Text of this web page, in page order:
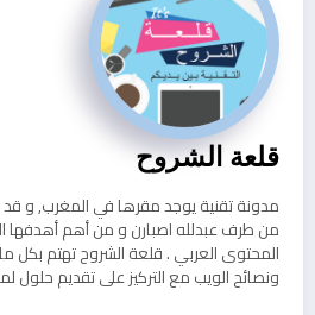
قلعة الشروح
من طرف عبدلله اصبارن و من أهم أهدفها
المحتوى العربي . قلعة الشروح تهتم بكل
ونصائح الويب مع التركيز على تقديم حلول